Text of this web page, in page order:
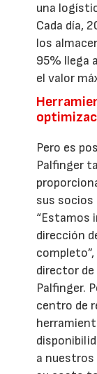
una
Cada día,
los
95% llega
el valor
Pero es
Palfinger
sus socios
“Estamos
dirección
director de
Palfinger.
centro de
a